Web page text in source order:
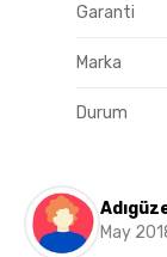
Garanti
Marka
Durum
May